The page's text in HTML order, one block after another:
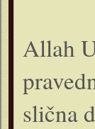
Allah
slična